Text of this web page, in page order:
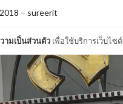
ามเป็นส่วนตัว เพื่อใช้บริการเว็บไซต์
– sureerit